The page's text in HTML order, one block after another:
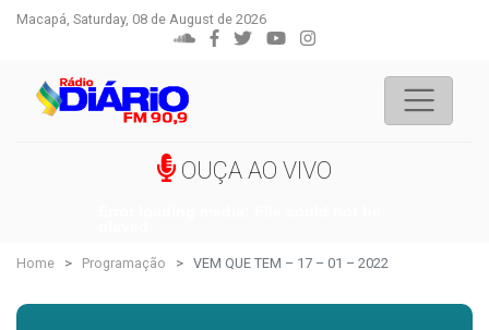
Macapá, Saturday, 08 de August de 2026
OUÇA AO VIVO
Home Programação VEM QUE TEM – 17 – 01 – 2022